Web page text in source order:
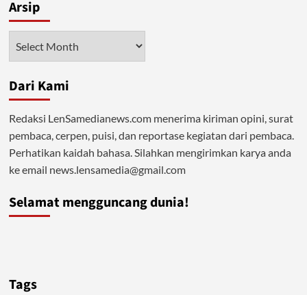
Freeport
Memperpanjang
Arsip
Dari Kami
Redaksi LenSamedianews.com menerima kiriman opini, surat
pembaca, cerpen, puisi, dan reportase kegiatan dari pembaca.
Perhatikan kaidah bahasa. Silahkan mengirimkan karya anda
ke email news.lensamedia@gmail.com
Selamat mengguncang dunia!
Tags